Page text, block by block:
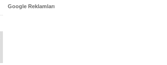
Google Reklamları